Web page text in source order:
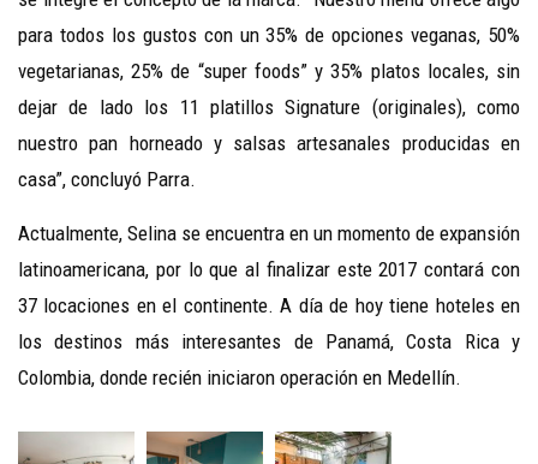
para todos los gustos con un 35% de opciones veganas, 50%
vegetarianas, 25% de “super foods” y 35% platos locales, sin
dejar de lado los 11 platillos Signature (originales), como
nuestro pan horneado y salsas artesanales producidas en
casa”, concluyó Parra.
Actualmente, Selina se encuentra en un momento de expansión
latinoamericana, por lo que al finalizar este 2017 contará con
37 locaciones en el continente. A día de hoy tiene hoteles en
los destinos más interesantes de Panamá, Costa Rica y
Colombia, donde recién iniciaron operación en Medellín.